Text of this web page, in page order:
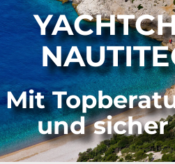
Mit
und